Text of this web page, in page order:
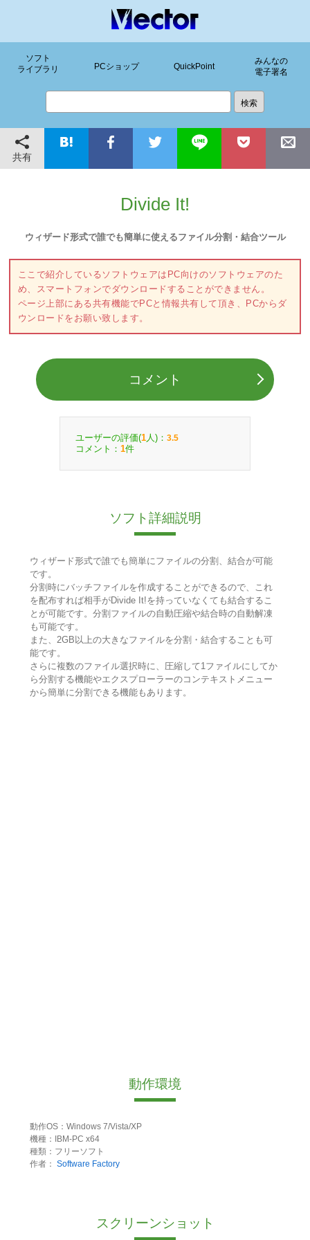
ソフト
ライブラリ
PCショップ QuickPoint
みんなの
電子署名
共有
Divide It!
ウィザード形式で誰でも簡単に使えるファイル分割・結合ツール
ここで紹介しているソフトウェアはPC向けのソフトウェアのた
め、スマートフォンでダウンロードすることができません。
ページ上部にある共有機能でPCと情報共有して頂き、PCからダ
ウンロードをお願い致します。
コメント
ユーザーの評価(1 人)： 3.5
コメント： 1件
ソフト詳細説明
ウィザード形式で誰でも簡単にファイルの分割、結合が可能
です。
分割時にバッチファイルを作成することができるので、これ
を配布すれば相手がDivide It!を持っていなくても結合するこ
とが可能です。分割ファイルの自動圧縮や結合時の自動解凍
も可能です。
また、2GB以上の大きなファイルを分割・結合することも可
能です。
さらに複数のファイル選択時に、圧縮して1ファイルにしてか
ら分割する機能やエクスプローラーのコンテキストメニュー
から簡単に分割できる機能もあります。
動作環境
動作OS：Windows 7/Vista/XP
機種：IBM-PC x64
種類：フリーソフト
作者： Software Factory
スクリーンショット